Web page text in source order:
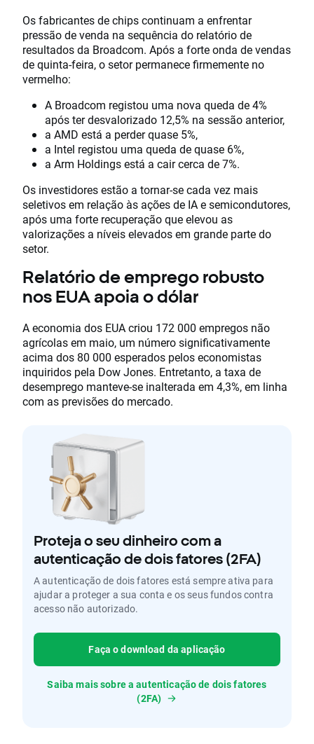
Os fabricantes de chips continuam a enfrentar
pressão de venda na sequência do relatório de
resultados da Broadcom. Após a forte onda de vendas
de quinta-feira, o setor permanece firmemente no
vermelho:
A Broadcom registou uma nova queda de 4%
após ter desvalorizado 12,5% na sessão anterior,
a AMD está a perder quase 5%,
a Intel registou uma queda de quase 6%,
a Arm Holdings está a cair cerca de 7%.
Os investidores estão a tornar-se cada vez mais
seletivos em relação às ações de IA e semicondutores,
após uma forte recuperação que elevou as
valorizações a níveis elevados em grande parte do
setor.
Relatório de emprego robusto
nos EUA apoia o dólar
A economia dos EUA criou 172 000 empregos não
agrícolas em maio, um número significativamente
acima dos 80 000 esperados pelos economistas
inquiridos pela Dow Jones. Entretanto, a taxa de
desemprego manteve-se inalterada em 4,3%, em linha
com as previsões do mercado.
Proteja o seu dinheiro com a
autenticação de dois fatores (2FA)
A autenticação de dois fatores está sempre ativa para
ajudar a proteger a sua conta e os seus fundos contra
acesso não autorizado.
Faça o download da aplicação
Saiba mais sobre a autenticação de dois fatores
(2FA)